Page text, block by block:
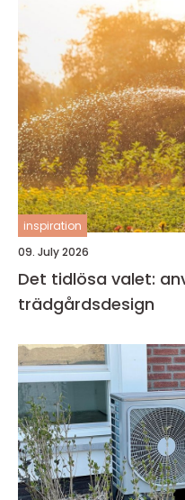
inspiration
09. July 2026
Det tidlösa valet:
trädgårdsdesign